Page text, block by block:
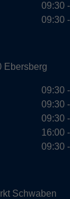
09:30
09:30
Ebersberg
09:30
09:30
09:30
16:00
09:30
Schwaben